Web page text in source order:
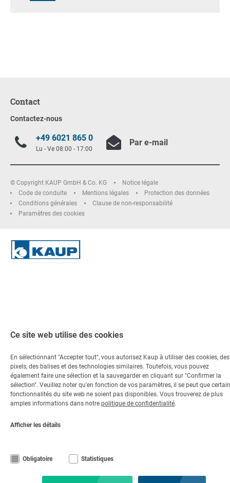
Contact
Contactez-nous
+49 6021 865 0
Lu - Ve 08:00 - 17:00
Par e-mail
© Copyright KAUP GmbH & Co. KG
Notice légale
Code de conduite
Mentions légales
Protection des données
Conditions générales
Clause de non-responsabilité
Paramètres des cookies
Ce site web utilise des cookies
En sélectionnant "Accepter tout", vous autorisez Kaup à utiliser des cookies, des
pixels, des balises et des technologies similaires. Toutefois, vous pouvez
également faire une sélection et la sauvegarder en cliquant sur "Confirmer la
sélection". Veuillez noter qu'en fonction de vos paramètres, il se peut que
fonctionnalités du site web ne soient pas disponibles. Vous trouverez de plus
amples informations dans notre politique de confidentialité.
Afficher les détails
Obligatoire Statistiques